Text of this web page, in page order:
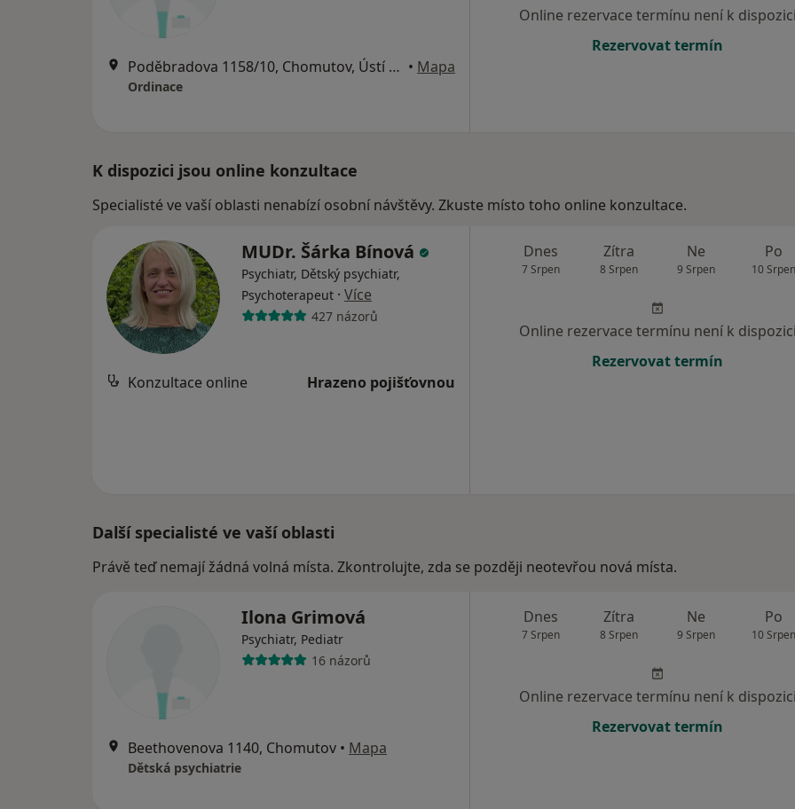
Poděbradova 1158/10, Chomutov, Ústí nad Labem • Mapa
Ordinace
Online rezervace termínu není k dispozici
Rezervovat termín
K dispozici jsou online konzultace
Specialisté ve vaší oblasti nenabízí osobní návštěvy. Zkuste místo toho online konzultace.
MUDr. Šárka Bínová
Psychiatr, Dětský psychiatr,
Psychoterapeut · Více
427 názorů
Konzultace online Hrazeno pojišťovnou
Dnes
7 Srpen
Zítra
8 Srpen
Ne
9 Srpen
Po
10 Srpen
Online rezervace termínu není k dispozici
Rezervovat termín
Další specialisté ve vaší oblasti
Právě teď nemají žádná volná místa. Zkontrolujte, zda se později neotevřou nová místa.
Ilona Grimová
Psychiatr, Pediatr
16 názorů
Beethovenova 1140, Chomutov • Mapa
Dětská psychiatrie
Dnes
7 Srpen
Zítra
8 Srpen
Ne
9 Srpen
Po
10 Srpen
Online rezervace termínu není k dispozici
Rezervovat termín